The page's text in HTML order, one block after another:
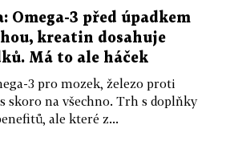
Omega-3 před úpadkem
kreatin dosahuje
Má to ale háček
3 pro mozek, železo proti
skoro na všechno. Trh s doplňky
ale které z...